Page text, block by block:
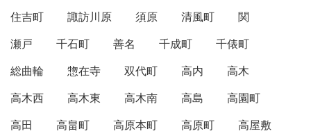
住吉町
諏訪川原 須原 清風町
関
瀬戸
千石町 善名 千成町
千俵町
総曲輪
惣在寺 双代町 高内
高木
高木西
高木東 高木南 高島
高園町
高田
高畠町 高原本町 高原町
高屋敷